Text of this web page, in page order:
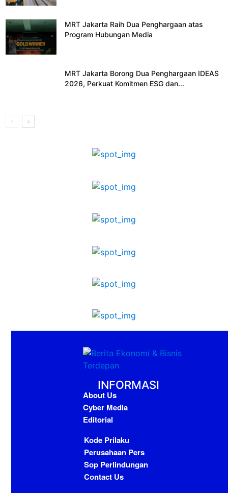
MRT Jakarta Raih Dua Penghargaan atas
Program Hubungan Media
MRT Jakarta Borong Dua Penghargaan IDEAS
2026, Perkuat Komitmen ESG dan...
INFORMASI
About Us
Cyber Media
Editorial
Kode Prilaku
Perusahaan Pers
Sop Perlindungan
Contact Us